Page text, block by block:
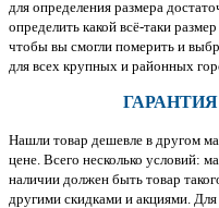
для определения размера
определить какой всё-таки
чтобы вы смогли померить и
для всех крупных и районных
Нашли товар дешевле в другом
цене. Всего несколько условий:
наличии должен быть товар
другими скидками и акциями.